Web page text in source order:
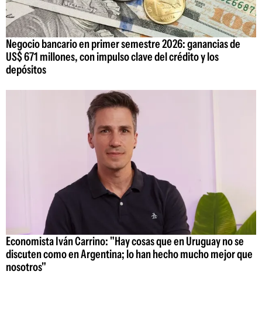
Negocio bancario en primer semestre 2026: ganancias de
US$ 671 millones, con impulso clave del crédito y los
depósitos
Economista Iván Carrino: "Hay cosas que en Uruguay no se
discuten como en Argentina; lo han hecho mucho mejor que
nosotros"